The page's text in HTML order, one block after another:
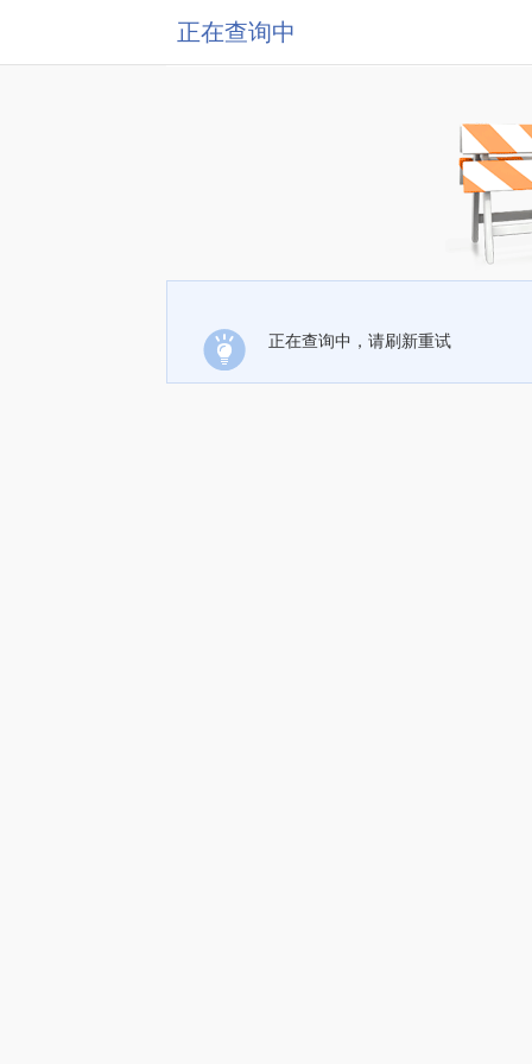
正在查询中
正在查询中，请刷新重试